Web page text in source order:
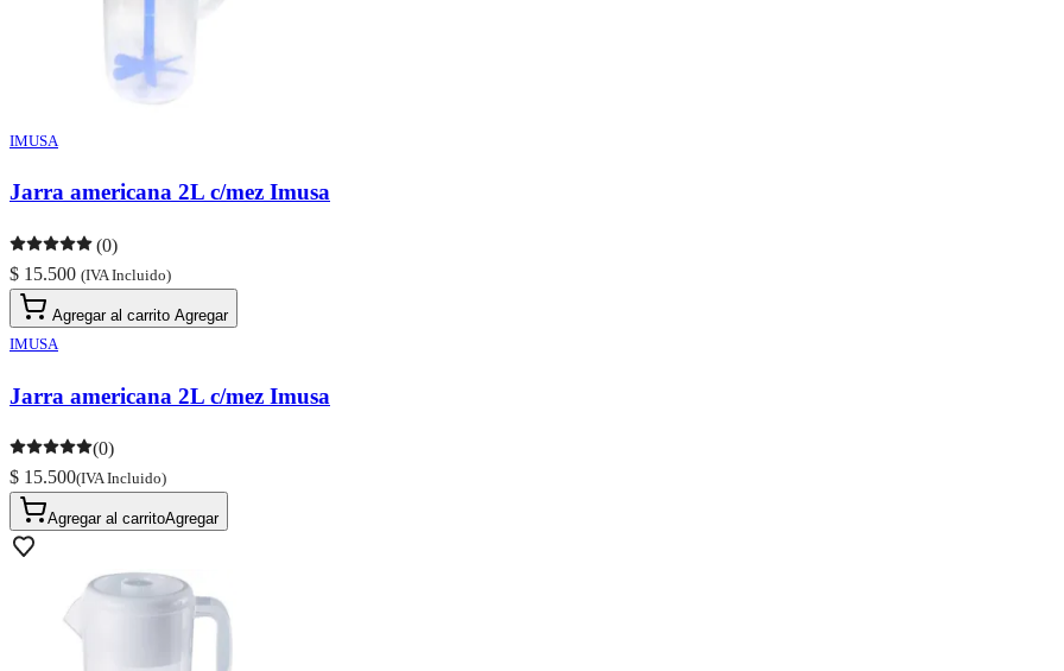
IMUSA
Jarra americana 2L c/mez Imusa
(0)
$ 15.500 (IVA Incluido)
Agregar al carrito Agregar
IMUSA
Jarra americana 2L c/mez Imusa
(0)
$ 15.500(IVA Incluido)
Agregar al carritoAgregar